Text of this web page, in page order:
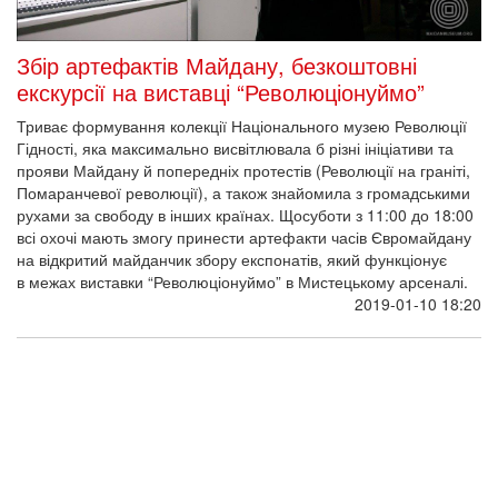
Збір артефактів Майдану, безкоштовні
екскурсії на виставці “Революціонуймо”
Триває формування колекції Національного музею Революції
Гідності, яка максимально висвітлювала б різні ініціативи та
прояви Майдану й попередніх протестів (Революції на граніті,
Помаранчевої революції), а також знайомила з громадськими
рухами за свободу в інших країнах. Щосуботи з 11:00 до 18:00
всі охочі мають змогу принести артефакти часів Євромайдану
на відкритий майданчик збору експонатів, який функціонує
в межах виставки “Революціонуймо” в Мистецькому арсеналі.
2019-01-10 18:20